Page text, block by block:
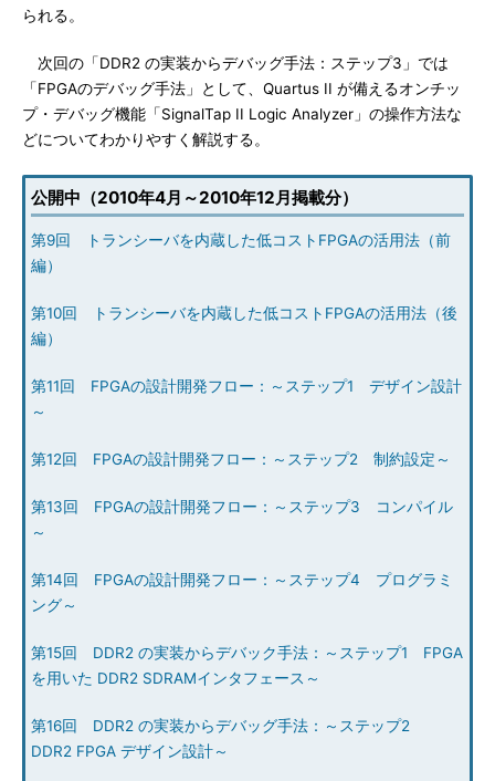
られる。
次回の「DDR2 の実装からデバッグ手法：ステップ3」では
「FPGAのデバッグ手法」として、Quartus II が備えるオンチッ
プ・デバッグ機能「SignalTap II Logic Analyzer」の操作方法な
どについてわかりやすく解説する。
公開中（2010年4月～2010年12月掲載分）
第9回 トランシーバを内蔵した低コストFPGAの活用法（前
編）
第10回 トランシーバを内蔵した低コストFPGAの活用法（後
編）
第11回 FPGAの設計開発フロー：～ステップ1 デザイン設計
～
第12回 FPGAの設計開発フロー：～ステップ2 制約設定～
第13回 FPGAの設計開発フロー：～ステップ3 コンパイル
～
第14回 FPGAの設計開発フロー：～ステップ4 プログラミ
ング～
第15回 DDR2 の実装からデバック手法：～ステップ1 FPGA
を用いた DDR2 SDRAMインタフェース～
第16回 DDR2 の実装からデバッグ手法：～ステップ2
DDR2 FPGA デザイン設計～